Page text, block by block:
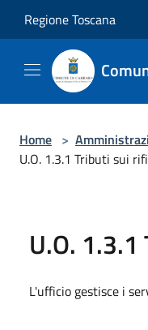
Regione Toscana
Home >
U.O. 1.3.1 Tributi sui
U.O.
L'ufficio gestisce i